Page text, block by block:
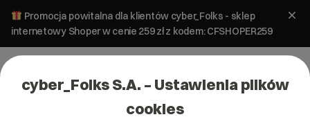
Promocja powitalna dla klientów cyber_Folks - sklep
internetowy Shoper w cenie 259 zł z kodem: CFSHOPER259
cyber_Folks S.A. – Ustawienia plików
cookies